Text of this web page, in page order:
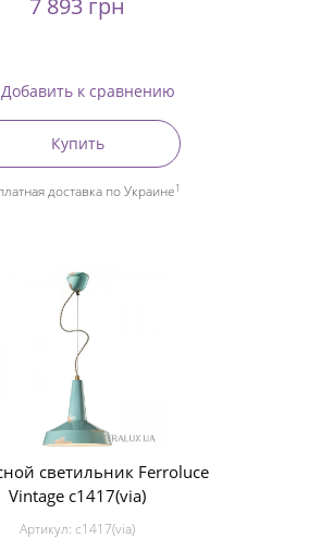
7 893 грн
Добавить к сравнению
Купить
доставка по Украине1
светильник Ferroluce
Vintage c1417(via)
Артикул: c1417(via)